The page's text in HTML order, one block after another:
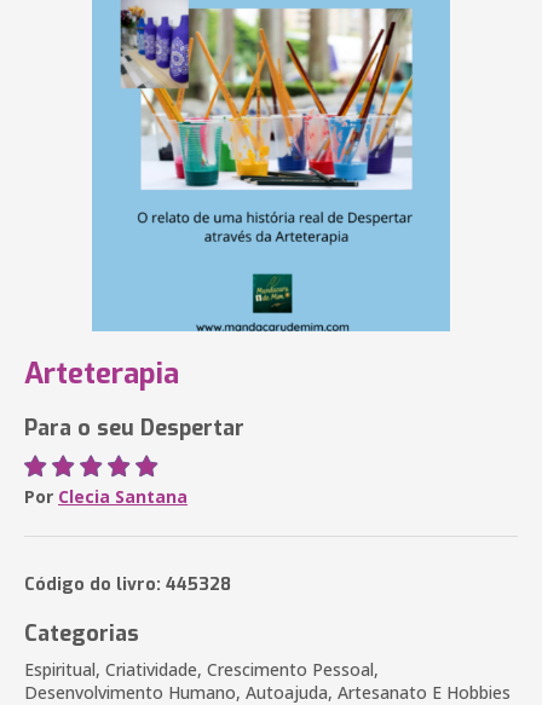
Arteterapia
Para o seu Despertar
Por Clecia Santana
Código do livro: 445328
Categorias
Espiritual, Criatividade, Crescimento Pessoal,
Desenvolvimento Humano, Autoajuda, Artesanato E Hobbies